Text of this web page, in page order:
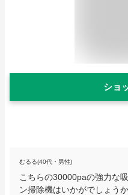
ショ
むるる(40代・男性)
こちらの30000paの強力な
ン掃除機はいかがでしょう